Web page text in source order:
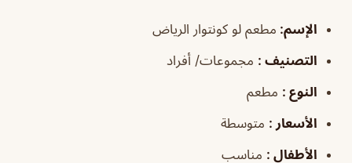
الإسم: مطعم لو كونتوار الرياض
التصنيف : مجموعات/ أفراد
النوع : مطعم
الأسعار : متوسطة
الأطفال : مناسب